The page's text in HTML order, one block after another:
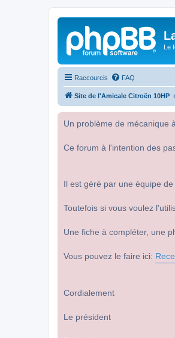
Le
Raccourcis FAQ
Site de l'Amicale Citroën 10HP
Un problème de mécanique
Ce forum à l'intention des
Il est géré par une équipe
Toutefois si vous voulez
Une fiche à compléter, une
Vous pouvez le faire ici:
Cordialement
Le président